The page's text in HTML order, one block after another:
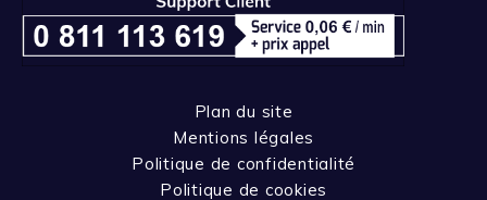
Plan du site
Mentions légales
Politique de confidentialité
Politique de cookies